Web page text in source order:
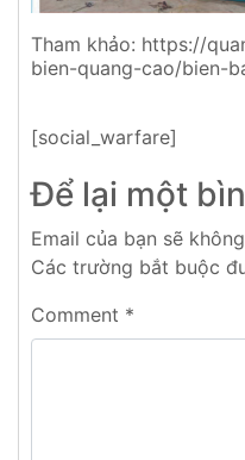
Tham khảo: https://
bien-quang-cao/bien-
[social_warfare]
Để lại một
Email của bạn sẽ
Các trường bắt buộc
Comment *